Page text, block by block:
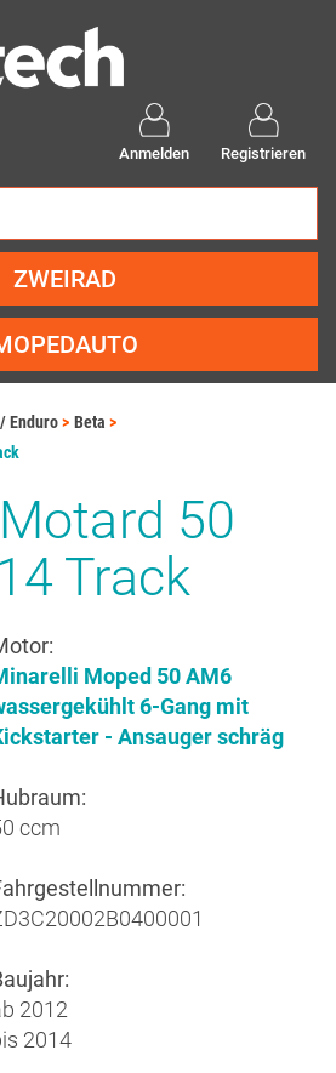
Anmelden Registrieren
ZWEIRAD
Enduro
Beta
50
Track
Moped 50 AM6
6-Gang mit
- Ansauger schräg
ccm
2012
2014